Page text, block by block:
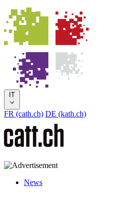
IT
FR (cath.ch) DE (kath.ch)
News